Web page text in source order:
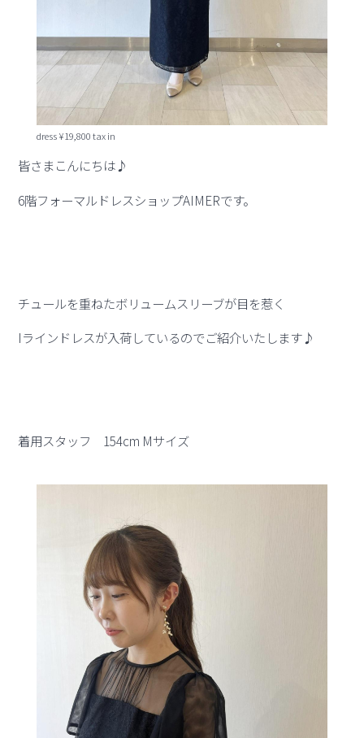
dress ¥19,800 tax in
皆さまこんにちは♪
6階フォーマルドレスショップAIMERです。
チュールを重ねたボリュームスリーブが目を惹く
Iラインドレスが入荷しているのでご紹介いたします♪
着用スタッフ 154cm Mサイズ